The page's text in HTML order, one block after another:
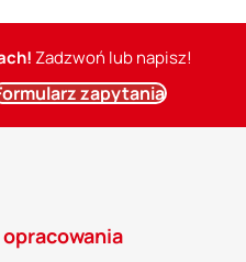
Zadzwoń lub napisz!
zapytania